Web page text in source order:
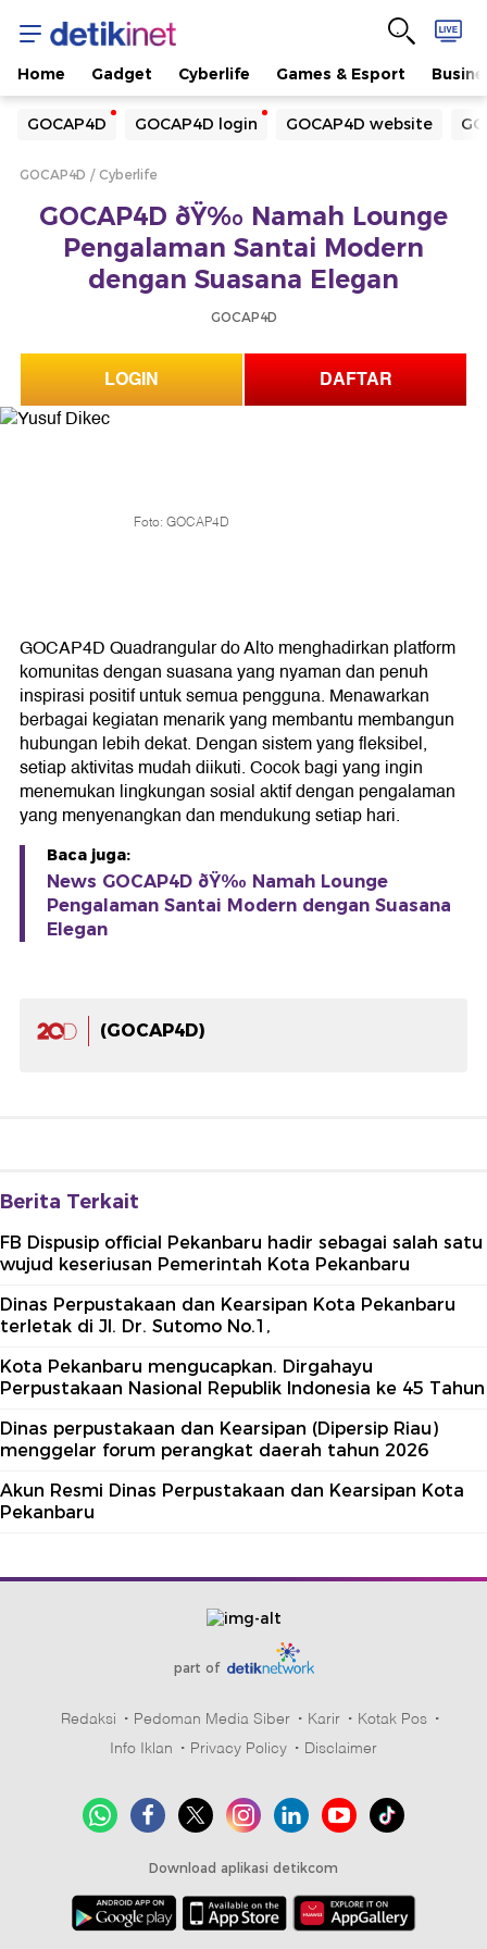
Home Gadget Cyberlife Games & Esport
GOCAP4D GOCAP4D login GOCAP4D website
Yang sedang ramai dicari
Loading...
Loading...
GOCAP4D Cyberlife
GOCAP4D ðŸ‰ Namah Lounge
Pengalaman Santai Modern
dengan Suasana Elegan
GOCAP4D
LOGIN DAFTAR
Foto: GOCAP4D
GOCAP4D Quadrangular do Alto menghadirkan platform
komunitas dengan suasana yang nyaman dan penuh
inspirasi positif untuk semua pengguna. Menawarkan
berbagai kegiatan menarik yang membantu membangun
hubungan lebih dekat. Dengan sistem yang fleksibel,
setiap aktivitas mudah diikuti. Cocok bagi yang ingin
menemukan lingkungan sosial aktif dengan pengalaman
yang menyenangkan dan mendukung setiap hari.
Baca juga:
News GOCAP4D ðŸ‰ Namah Lounge
Pengalaman Santai Modern dengan Suasana
Elegan
(GOCAP4D)
Berita Terkait
FB Dispusip official Pekanbaru hadir sebagai salah satu
wujud keseriusan Pemerintah Kota Pekanbaru
Dinas Perpustakaan dan Kearsipan Kota Pekanbaru
terletak di Jl. Dr. Sutomo No.1,
Kota Pekanbaru mengucapkan. Dirgahayu
Perpustakaan Nasional Republik Indonesia ke 45 Tahun
Dinas perpustakaan dan Kearsipan (Dipersip Riau)
menggelar forum perangkat daerah tahun 2026
Akun Resmi Dinas Perpustakaan dan Kearsipan Kota
Pekanbaru
part of
Redaksi Pedoman Media Siber Karir
Kotak Pos
Info Iklan
Privacy Policy Disclaimer
Download aplikasi detikcom